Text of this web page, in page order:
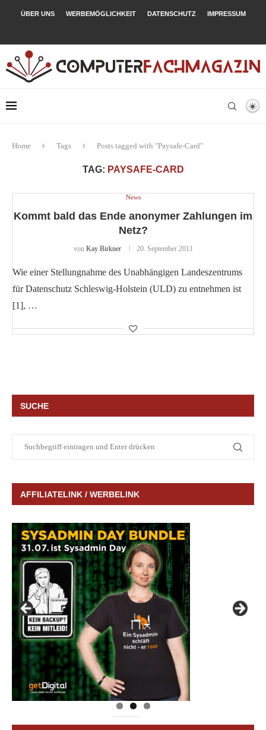
ÜBER UNS WERBEMÖGLICHKEIT DATENSCHUTZ IMPRESSUM
Home Tags Posts tagged with "Paysafe-Card"
TAG: PAYSAFE-CARD
News
Kommt bald das Ende anonymer Zahlungen im
Netz?
von Kay Birkner 20. September 2011
Wie einer Stellungnahme des Unabhängigen Landeszentrums
für Datenschutz Schleswig-Holstein (ULD) zu entnehmen ist
[1], …
SUCHE
AFFILIATELINK / WERBELINK